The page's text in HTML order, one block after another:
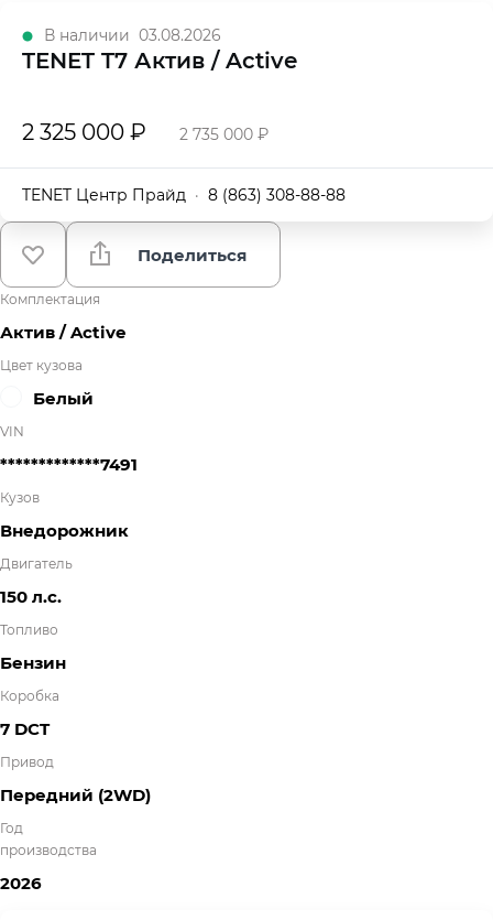
В наличии 03.08.2026
TENET T7 Актив / Active
2 325 000 ₽ 2 735 000 ₽
TENET Центр Прайд · 8 (863) 308-88-88
Поделиться
Комплектация
Актив / Active
Цвет кузова
Белый
VIN
*************7491
Кузов
Внедорожник
Двигатель
150 л.с.
Топливо
Бензин
Коробка
7 DCT
Привод
Передний (2WD)
Год
производства
2026